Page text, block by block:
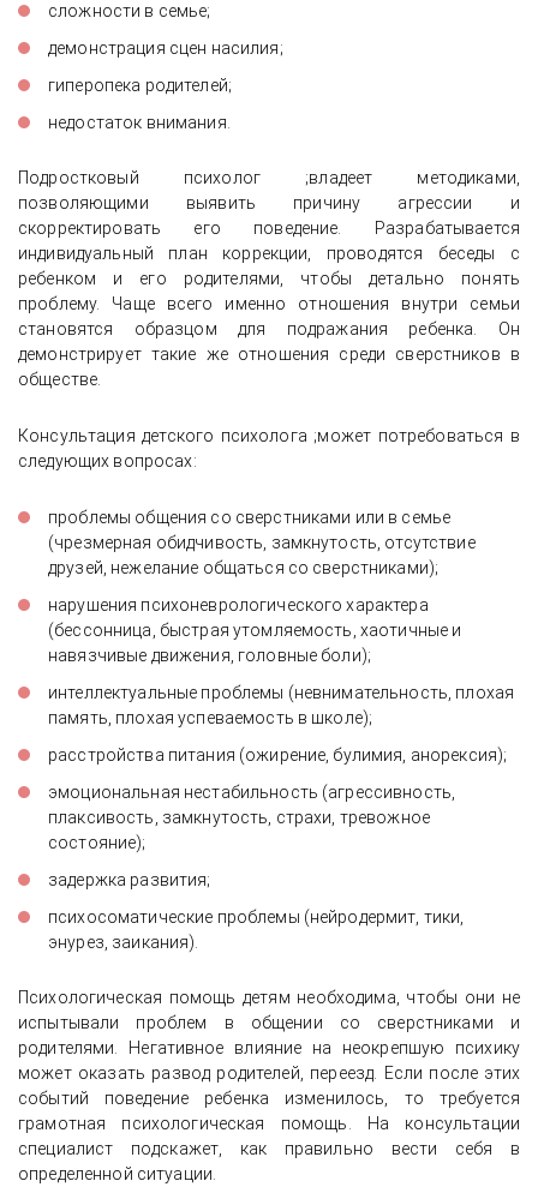
сложности в семье;
демонстрация сцен насилия;
гиперопека родителей;
недостаток внимания.
Подростковый психолог ;владеет методиками,
позволяющими выявить причину агрессии и
скорректировать его поведение. Разрабатывается
индивидуальный план коррекции, проводятся беседы с
ребенком и его родителями, чтобы детально понять
проблему. Чаще всего именно отношения внутри семьи
становятся образцом для подражания ребенка. Он
демонстрирует такие же отношения среди сверстников в
обществе.
Консультация детского психолога ;может потребоваться в
следующих вопросах:
проблемы общения со сверстниками или в семье
(чрезмерная обидчивость, замкнутость, отсутствие
друзей, нежелание общаться со сверстниками);
нарушения психоневрологического характера
(бессонница, быстрая утомляемость, хаотичные и
навязчивые движения, головные боли);
интеллектуальные проблемы (невнимательность, плохая
память, плохая успеваемость в школе);
расстройства питания (ожирение, булимия, анорексия);
эмоциональная нестабильность (агрессивность,
плаксивость, замкнутость, страхи, тревожное
состояние);
задержка развития;
психосоматические проблемы (нейродермит, тики,
энурез, заикания).
Психологическая помощь детям необходима, чтобы они не
испытывали проблем в общении со сверстниками и
родителями. Негативное влияние на неокрепшую психику
может оказать развод родителей, переезд. Если после этих
событий поведение ребенка изменилось, то требуется
грамотная психологическая помощь. На консультации
специалист подскажет, как правильно вести себя в
определенной ситуации.